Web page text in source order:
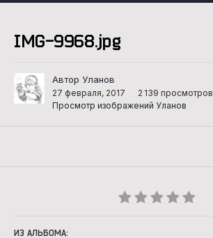
IMG-9968.jpg
Автор Уланов
27 февраля, 2017
2 139 просмотров
Просмотр изображений Уланов
ИЗ АЛЬБОМА: